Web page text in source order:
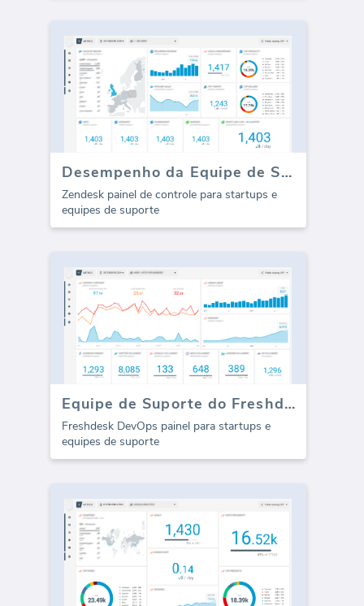
Desempenho da Equipe de Suporte Zendesk (Relatório)
Zendesk painel de controle para startups e
equipes de suporte
Equipe de Suporte do Freshdesk (Performance)
Freshdesk DevOps painel para startups e
equipes de suporte